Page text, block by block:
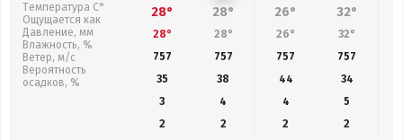
Температура С°
Ощущается как
Давление, мм
Влажность, %
Ветер, м/с
Вероятность
осадков, %
28° 28° 26° 32°
28° 28° 26° 32°
757
757 757 757
35
38 44
34
3
4 4
5
2
2 2 2